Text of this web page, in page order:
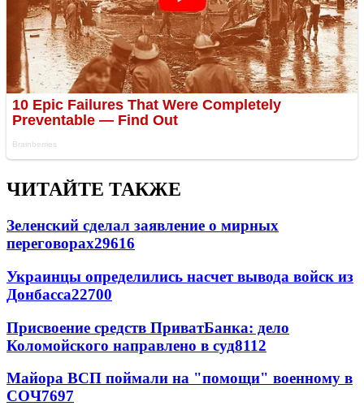
ЧИТАЙТЕ ТАКЖЕ
Зеленский сделал заявление о мирных
переговорах29616
Украинцы определились насчет вывода войск из
Донбасса22700
Присвоение средств ПриватБанка: дело
Коломойского направлено в суд8112
Майора ВСП поймали на "помощи" военному в
СОЧ7697